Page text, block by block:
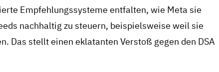
Empfehlungssysteme entfalten, wie Meta sie
nachhaltig zu steuern, beispielsweise weil sie
Das stellt einen eklatanten Verstoß gegen den DSA